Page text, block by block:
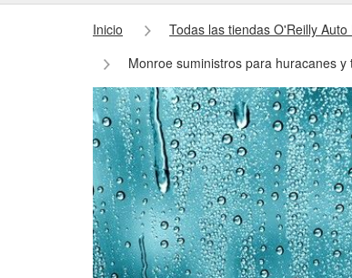
Inicio Todas las tiendas O'Reilly Auto
Monroe suministros para huracanes